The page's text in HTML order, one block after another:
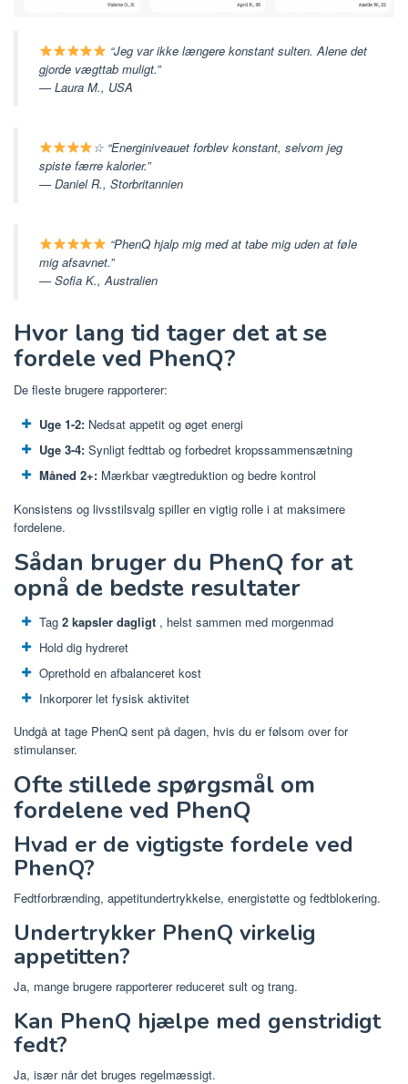
“Jeg var ikke længere konstant sulten. Alene det
gjorde vægttab muligt.”
— Laura M., USA
☆ “Energiniveauet forblev konstant, selvom jeg
spiste færre kalorier.”
— Daniel R., Storbritannien
“PhenQ hjalp mig med at tabe mig uden at føle
mig afsavnet.”
— Sofia K., Australien
Hvor lang tid tager det at se
fordele ved PhenQ?
De fleste brugere rapporterer:
Uge 1-2: Nedsat appetit og øget energi
Uge 3-4: Synligt fedttab og forbedret kropssammensætning
Måned 2+: Mærkbar vægtreduktion og bedre kontrol
Konsistens og livsstilsvalg spiller en vigtig rolle i at maksimere
fordelene.
Sådan bruger du PhenQ for at
opnå de bedste resultater
Tag 2 kapsler dagligt , helst sammen med morgenmad
Hold dig hydreret
Oprethold en afbalanceret kost
Inkorporer let fysisk aktivitet
Undgå at tage PhenQ sent på dagen, hvis du er følsom over for
stimulanser.
Ofte stillede spørgsmål om
fordelene ved PhenQ
Hvad er de vigtigste fordele ved
PhenQ?
Fedtforbrænding, appetitundertrykkelse, energistøtte og fedtblokering.
Undertrykker PhenQ virkelig
appetitten?
Ja, mange brugere rapporterer reduceret sult og trang.
Kan PhenQ hjælpe med genstridigt
fedt?
Ja, især når det bruges regelmæssigt.